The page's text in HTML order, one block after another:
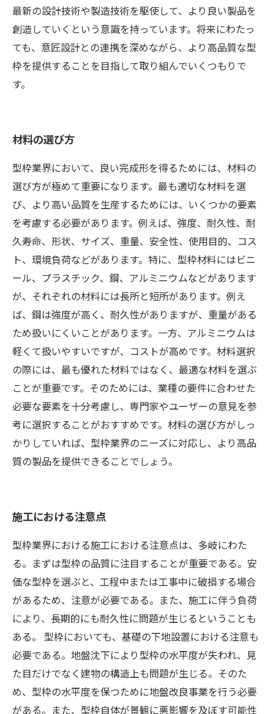
最新の設計技術や製造技術を駆使して、より良い製品を
創造していくという意識を持っています。将来にわたっ
ても、意匠設計との連携を深めながら、より高品質な型
枠を提供することを目指して取り組んでいくつもりで
す。
材料の選び方
型枠業界において、良い完成形を得るためには、材料の
選び方が極めて重要になります。最も適切な材料を選
び、より高い品質を生産するためには、いくつかの要素
を考慮する必要があります。例えば、強度、耐久性、耐
久寿命、形状、サイズ、重量、安全性、使用目的、コス
ト、環境負荷などがあります。特に、型枠材料にはビニ
ール、プラスチック、鋼、アルミニウムなどがあります
が、それぞれの材料には長所と短所があります。例え
ば、鋼は強度が高く、耐久性がありますが、重量がある
ため扱いにくいことがあります。一方、アルミニウムは
軽くて扱いやすいですが、コストが高めです。材料選択
の際には、最も優れた材料ではなく、最適な材料を選ぶ
ことが重要です。そのためには、業種の要件に合わせた
必要な要素を十分考慮し、専門家やユーザーの意見を参
考に選択することがおすすめです。材料の選び方がしっ
かりしていれば、型枠業界のニーズに対応し、より高品
質の製品を提供できることでしょう。
施工における注意点
型枠業界における施工における注意点は、多岐にわた
る。まずは型枠の品質に注目することが重要である。安
価な型枠を選ぶと、工程中または工事中に破損する場合
があるため、注意が必要である。また、施工に伴う負荷
により、長期的にも耐久性に問題が生じるということも
ある。 型枠においても、基礎の下地設置における注意も
必要である。地盤沈下により型枠の水平度が失われ、見
た目だけでなく建物の構造上も問題が生じる。そのた
め、型枠の水平度を保つために地盤改良事業を行う必要
がある。また、型枠自体が景観に悪影響を及ぼす可能性